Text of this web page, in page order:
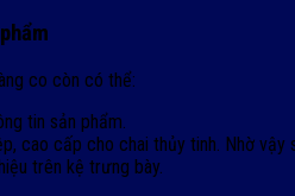
co còn có thể:
tin sản phẩm.
cao cấp cho chai thủy tinh. Nhờ vậy
trên kệ trưng bày.